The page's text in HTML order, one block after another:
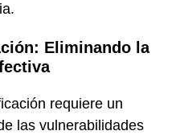
Eliminando la
requiere un
las vulnerabilidades